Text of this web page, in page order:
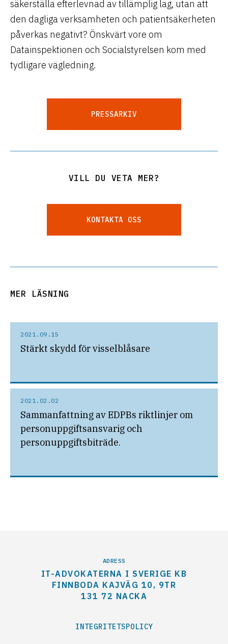
säkerställa efterlevnad av tillämplig lag, utan att
den dagliga verksamheten och patientsäkerheten
påverkas negativt? Önskvärt vore om
Datainspektionen och Socialstyrelsen kom med
tydligare vägledning.
PRESSARKIV
VILL DU VETA MER?
KONTAKTA OSS
MER LÄSNING
2021.09.15
Stärkt skydd för visselblåsare
2021.02.02
Sammanfattning av EDPBs riktlinjer om
personuppgiftsansvarig och
personuppgiftsbiträde.
ADRESS
IT-ADVOKATERNA I SVERIGE KB
FINNBODA KAJVÄG 10, 9TR
131 72 NACKA
INTEGRITETSPOLICY